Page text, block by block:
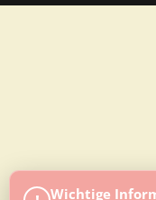
Wichtige